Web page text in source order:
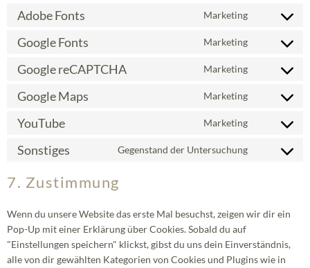
Adobe Fonts Marketing
Google Fonts Marketing
Google reCAPTCHA Marketing
Google Maps Marketing
YouTube Marketing
Sonstiges Gegenstand der Untersuchung
7. Zustimmung
Wenn du unsere Website das erste Mal besuchst, zeigen wir dir ein
Pop-Up mit einer Erklärung über Cookies. Sobald du auf
"Einstellungen speichern" klickst, gibst du uns dein Einverständnis,
alle von dir gewählten Kategorien von Cookies und Plugins wie in